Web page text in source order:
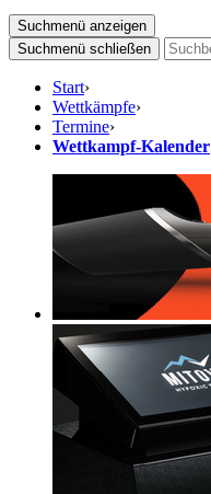
Suchmenü anzeigen
Suchmenü schließen
Start›
Wettkämpfe›
Termine›
Wettkampf-Kalender